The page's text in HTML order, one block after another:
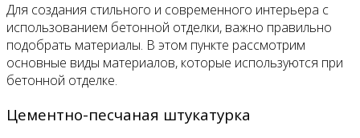
Для создания стильного и современного интерьера с
использованием бетонной отделки, важно правильно
подобрать материалы. В этом пункте рассмотрим
основные виды материалов, которые используются при
бетонной отделке.
Цементно-песчаная штукатурка